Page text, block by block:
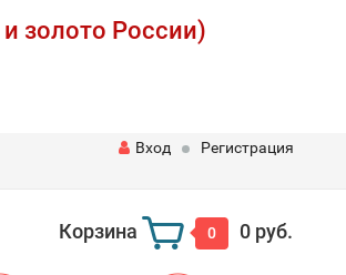
золото России)
Вход Регистрация
Корзина 0 0 руб.